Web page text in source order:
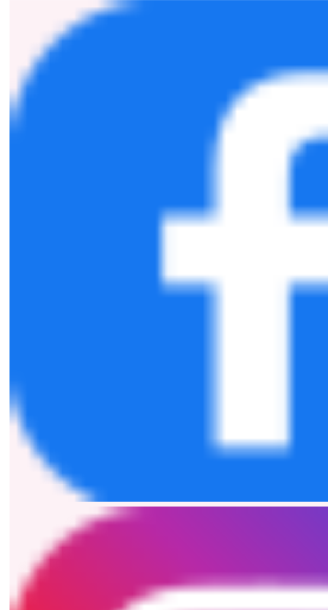
從單點設備創新到整線系統構建，從
協同，先導智能持續推動新能源智能
司將繼續以技術創新為驅動，攜手全
率、更高智能與更可持續的電池製造未